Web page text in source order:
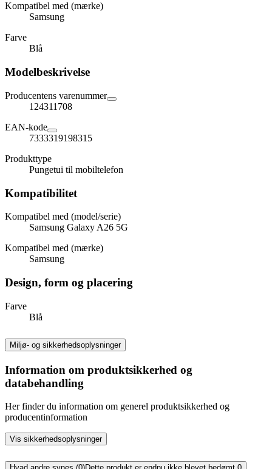
Kompatibel med (mærke)
Samsung
Farve
Blå
Modelbeskrivelse
Producentens varenummer
124311708
EAN-kode
7333319198315
Produkttype
Pungetui til mobiltelefon
Kompatibilitet
Kompatibel med (model/serie)
Samsung Galaxy A26 5G
Kompatibel med (mærke)
Samsung
Design, form og placering
Farve
Blå
Miljø- og sikkerhedsoplysninger
Information om produktsikkerhed og
databehandling
Her finder du information om generel produktsikkerhed og
producentinformation
Vis sikkerhedsoplysninger